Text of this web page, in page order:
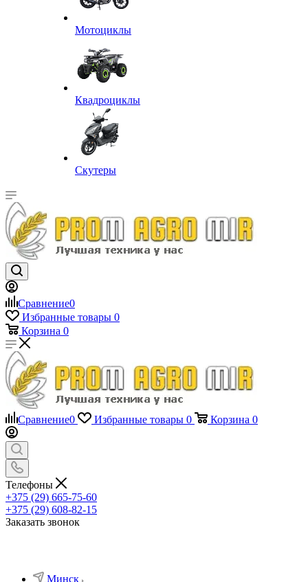
Мотоциклы
Квадроциклы
Скутеры
Сравнение0
Избранные товары 0
Корзина 0
Сравнение0 Избранные товары 0 Корзина 0
Телефоны
+375 (29) 665-75-60
+375 (29) 608-82-15
Заказать звонок
Минск